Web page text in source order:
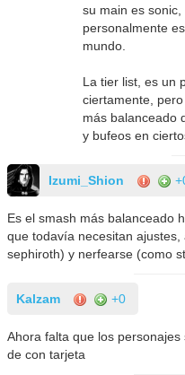
su main es
personalmente
mundo.
La tier list, es un
ciertamente,
más balanceado
y bufeos en
Izumi_Shion
Es el smash más balanceado
que todavía necesitan
sephiroth) y nerfearse (como
Kalzam +0
Ahora falta que los
de con tarjeta